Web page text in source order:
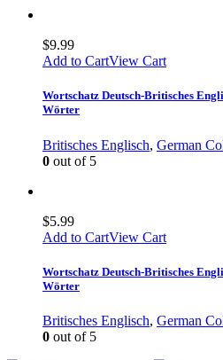
$9.99
Add to CartView Cart
Wortschatz Deutsch-Britisches
Wörter
Britisches Englisch, German
0 out of 5
$5.99
Add to CartView Cart
Wortschatz Deutsch-Britisches
Wörter
Britisches Englisch, German
0 out of 5